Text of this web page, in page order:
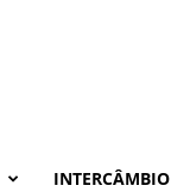
INTERCÂMBIO